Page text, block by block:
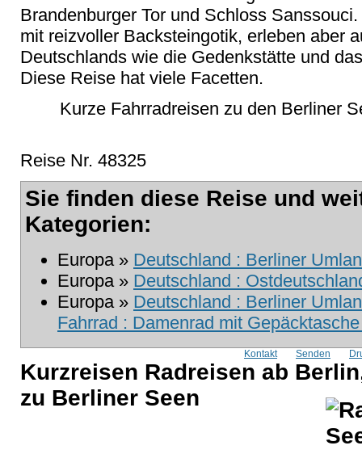
Brandenburger Tor und Schloss
mit reizvoller Backsteingotik, erleben aber
Deutschlands wie die Gedenkstätte und
Diese Reise hat viele Facetten.
Kurze Fahrradreisen zu den Berliner
Reise Nr. 48325
Sie finden diese Reise und
Kategorien:
Europa » Deutschland : Berliner
Europa » Deutschland :
Europa » Deutschland : Berliner
Fahrrad : Damenrad mit
Kontakt Senden
Kurzreisen Radreisen ab
zu Berliner Seen